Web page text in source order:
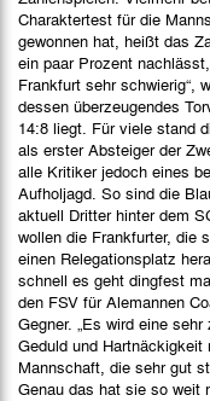
Charaktertest für die
gewonnen hat, heißt das
ein paar Prozent
Frankfurt sehr schwierig“,
dessen überzeugendes
14:8 liegt. Für viele stand
als erster Absteiger der
alle Kritiker jedoch eines
Aufholjagd. So sind die
aktuell Dritter hinter dem
wollen die Frankfurter, die
einen Relegationsplatz
schnell es geht dingfest
den FSV für Alemannen
Gegner. „Es wird eine
Geduld und
Mannschaft, die sehr gut
Genau das hat sie so weit